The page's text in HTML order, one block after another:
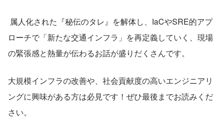
属人化された『秘伝のタレ』を解体し、IaCやSRE的アプ
ローチで「新たな交通インフラ」を再定義していく、現場
の緊張感と熱量が伝わるお話が盛りだくさんです。
大規模インフラの改善や、社会貢献度の高いエンジニアリ
ングに興味がある方は必見です！ぜひ最後までお読みくだ
さい。